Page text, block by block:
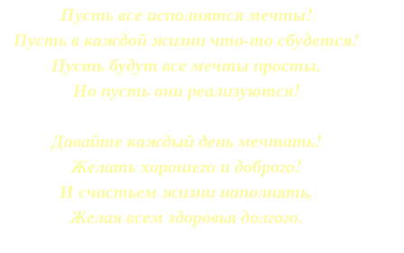
Пусть все исполнятся мечты!
Пусть в каждой жизни что-то сбудется!
Пусть будут все мечты просты,
Но пусть они реализуются!
Давайте каждый день мечтать!
Желать хорошего и доброго!
И счастьем жизни наполнять,
Желая всем здоровья долгого.